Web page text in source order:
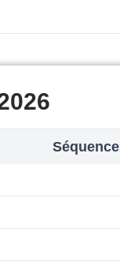
Séquence